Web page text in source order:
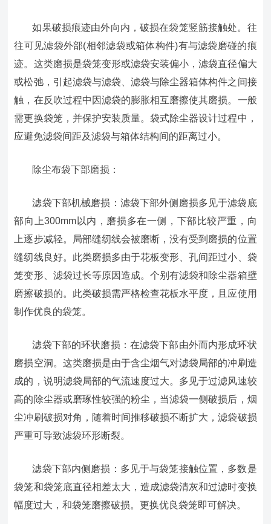
如果破损痕迹由外向内，破损在袋笼竖筋接触处。往
往可见滤袋外部(相邻滤袋或箱体构件)有与滤袋磨碰的痕
迹。这类磨损是袋笼变形或滤袋安装偏小，滤袋直径偏大
或松弛，引起滤袋与滤袋、滤袋与除尘器箱体构件之间接
触，在反吹过程中因滤袋的膨胀相互磨擦使其磨损。一般
需更换袋笼，并保护安装质量。袋式除尘器设计过程中，
应避免滤袋间距及滤袋与箱体结构间的距离过小。
除尘布袋下部磨损：
滤袋下部机械磨损：滤袋下部外侧磨损多见于滤袋底
部向上300mm以内，磨损多在一侧，下部比较严重，向
上逐步减轻。局部缝纫线会被磨断，没有受到磨损的位置
缝纫线良好。此类磨损多由于花板变形、孔间距过小、袋
笼变形、滤袋过长等原因造成。个别有滤袋和除尘器箱壁
磨擦破损的。此类破损需严格检查花板水平度，且应使用
制作优良的袋笼。
滤袋下部的环状磨损：在滤袋下部由外而内形成环状
磨损空洞。这类磨损是由于含尘烟气对滤袋局部的冲刷造
成的，说明滤袋局部的气流速度过大。多见于过滤风速较
高的除尘器或磨琢性较强的粉尘，当滤袋一侧破损后，烟
尘冲刷破损对角，随着时间推移破损不断扩大，滤袋破损
严重可导致滤袋环形断裂。
滤袋下部内侧磨损：多见于与袋笼接触位置，多数是
袋笼和袋笼底直径相差太大，造成滤袋清灰和过滤时变换
幅度过大，和袋笼磨擦破损。更换优良袋笼即可解决。